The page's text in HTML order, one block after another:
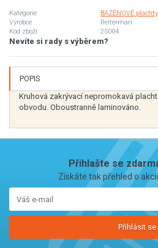
Kategorie
BAZÉNOVÉ plachty
Výrobce
Reiterman
Kód zboží
25004
Nevíte si rady s výběrem?
POPIS
Kruhová zakrývací nepromokavá
obvodu. Oboustranně laminováno.
Přihlašte se
Získáte tak přehled o
Přihlásit se